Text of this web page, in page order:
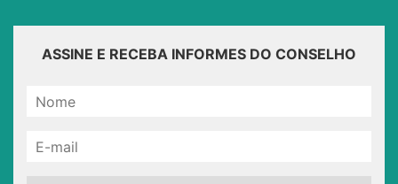
ASSINE E RECEBA INFORMES DO CONSELHO